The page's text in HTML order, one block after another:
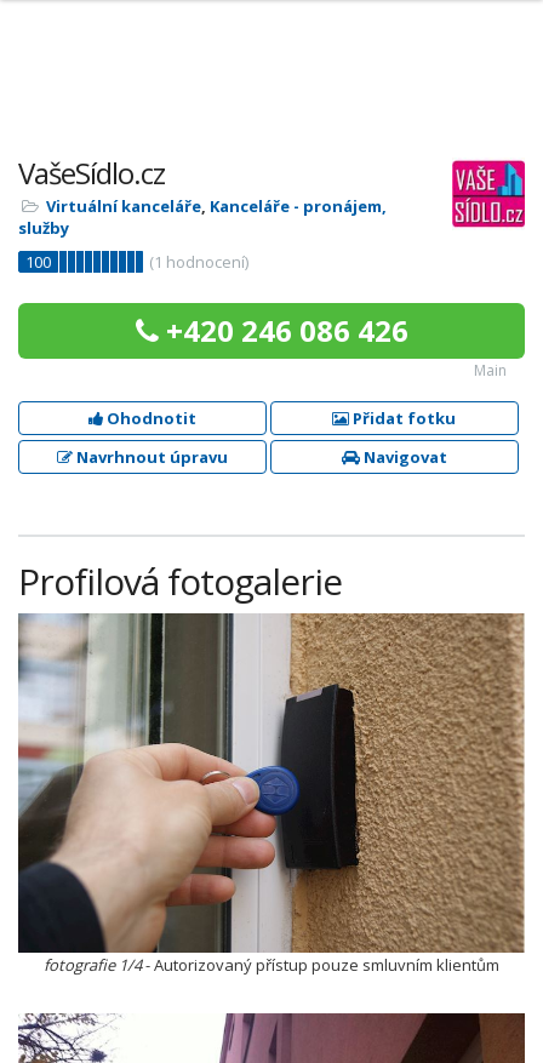
VašeSídlo.cz
Virtuální kanceláře, Kanceláře - pronájem,
služby
100
(1 hodnocení)
+420 246 086 426
Main
Ohodnotit
Přidat fotku
Navrhnout úpravu
Navigovat
Profilová fotogalerie
fotografie 1/4- Autorizovaný přístup pouze smluvním klientům